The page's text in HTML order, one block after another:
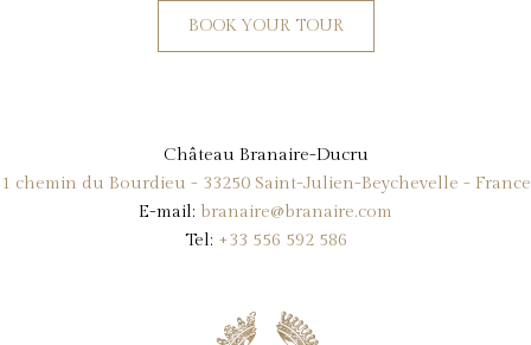
BOOK YOUR TOUR
Château Branaire-Ducru
1 chemin du Bourdieu - 33250 Saint-Julien-Beychevelle - France
E-mail: branaire@branaire.com
Tel: +33 556 592 586